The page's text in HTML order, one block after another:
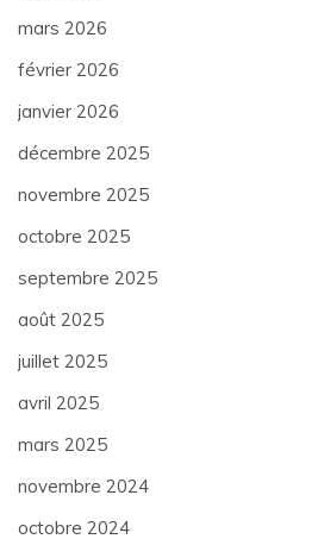
mars 2026
février 2026
janvier 2026
décembre 2025
novembre 2025
octobre 2025
septembre 2025
août 2025
juillet 2025
avril 2025
mars 2025
novembre 2024
octobre 2024